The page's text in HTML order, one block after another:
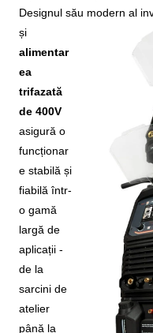
Designul său modern al
și
alimentar
ea
trifazată
de 400V
asigură o
funcționar
e stabilă și
fiabilă într-
o gamă
largă de
aplicații -
de la
sarcini de
atelier
până la